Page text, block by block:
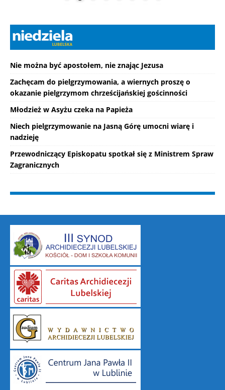
Nie można być apostołem, nie znając Jezusa
Zachęcam do pielgrzymowania, a wiernych proszę o
okazanie pielgrzymom chrześcijańskiej gościnności
Młodzież w Asyżu czeka na Papieża
Niech pielgrzymowanie na Jasną Górę umocni wiarę i
nadzieję
Przewodniczący Episkopatu spotkał się z Ministrem Spraw
Zagranicznych